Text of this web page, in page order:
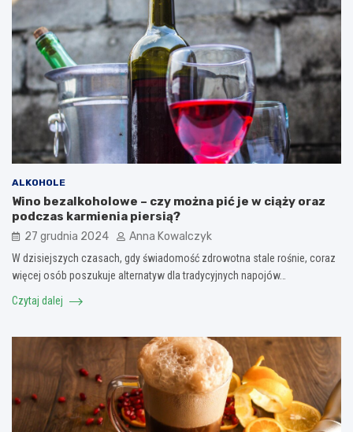
ALKOHOLE
Wino bezalkoholowe – czy można pić je w ciąży oraz
podczas karmienia piersią?
27 grudnia 2024 Anna Kowalczyk
W dzisiejszych czasach, gdy świadomość zdrowotna stale rośnie, coraz
więcej osób poszukuje alternatyw dla tradycyjnych napojów…
Czytaj dalej